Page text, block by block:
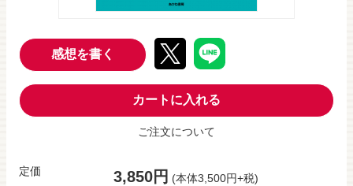
感想を書く
カートに入れる
ご注文について
定価 3,850円 (本体3,500円+税)